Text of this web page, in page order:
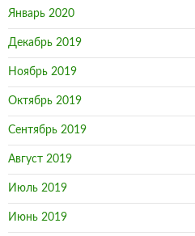
Январь 2020
Декабрь 2019
Ноябрь 2019
Октябрь 2019
Сентябрь 2019
Август 2019
Июль 2019
Июнь 2019